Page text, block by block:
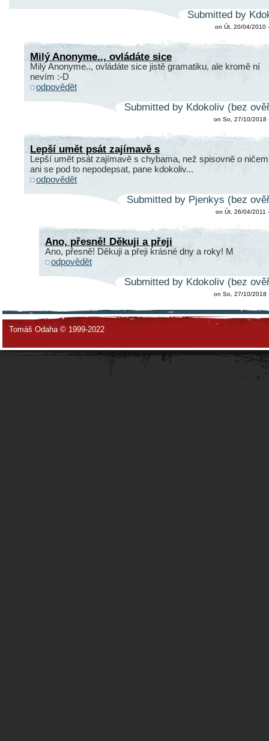
Submitted by
on Út, 20/04/2010
Milý Anonyme.., ovládáte sice
Milý Anonyme.., ovládáte sice jistě gramatiku, ale kromě ní
nevím :-D
odpovědět
Submitted by Kdokoliv (bez
on So, 27/10/2018
Lepší umět psát zajímavě s
Lepší umět psát zajímavě s chybama, než spisovně o
ani se pod to nepodepsat, pane kdokoliv...
odpovědět
Submitted by Pjenkys (bez
on Út, 26/04/2011
Ano, přesně! Děkuji a přeji
Ano, přesně! Děkuji a přeji krásné dny a roky! M
odpovědět
Submitted by Kdokoliv (bez
on So, 27/10/2018
Tomáš Odaha © 1999-2022